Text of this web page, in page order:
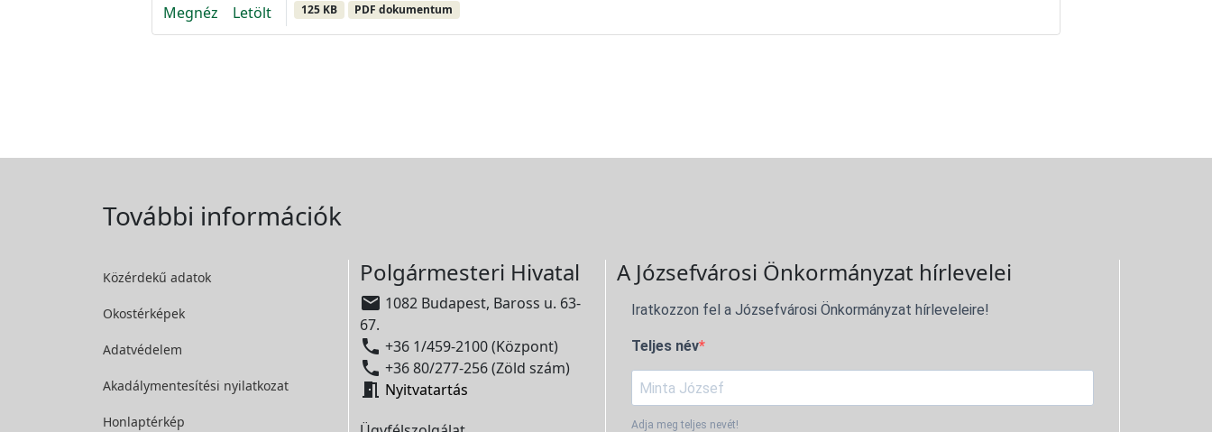
Megnéz Letölt 125 KB PDF dokumentum
További információk
Közérdekű adatok
Okostérképek
Adatvédelem
Akadálymentesítési nyilatkozat
Honlaptérkép
Polgármesteri Hivatal
 1082 Budapest, Baross u. 63-
67.
 +36 1/459-2100 (Központ)
 +36 80/277-256 (Zöld szám)
 Nyitvatartás
A Józsefvárosi Önkormányzat hírlevelei
Iratkozzon fel a Józsefvárosi Önkormányzat hírleveleire!
Teljes név
Adja meg teljes nevét!